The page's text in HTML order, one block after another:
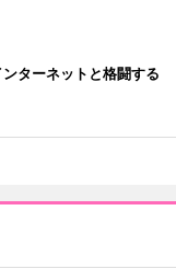
ターネットと格闘する